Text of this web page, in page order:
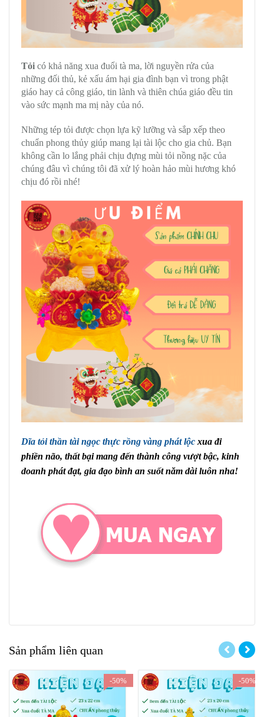
Tỏi có khả năng xua đuổi tà ma, lời nguyền rửa của
những đối thủ, kẻ xấu ám hại gia đình bạn vì trong phật
giáo hay cả công giáo, tin lành và thiên chúa giáo đều tin
vào sức mạnh ma mị này của nó.
Những tép tỏi được chọn lựa kỹ lưỡng và sắp xếp theo
chuẩn phong thủy giúp mang lại tài lộc cho gia chủ. Bạn
không cần lo lắng phải chịu đựng mùi tỏi nồng nặc của
chúng đâu vì chúng tôi đã xử lý hoàn hảo mùi hương khó
chịu đó rồi nhé!
Dĩa tỏi thần tài ngọc thực rồng vàng phát lộc xua đi
phiền não, thất bại mang đến thành công vượt bậc, kinh
doanh phát đạt, gia đạo bình an suốt năm dài luôn nha!
Sản phẩm liên quan
-50% -50%